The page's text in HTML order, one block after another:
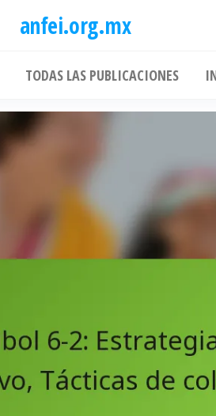
anfei.org.mx
TODAS LAS PUBLICACIONES